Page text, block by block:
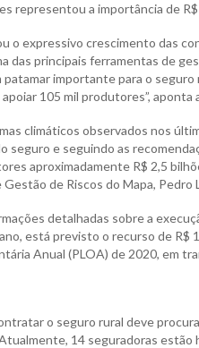
representou a importância de
o expressivo crescimento das
das principais ferramentas de
importante para o seguro
105 mil produtores”, aponta
climáticos observados nos
seguro e seguindo as
aproximadamente R$ 2,5
de Riscos do Mapa, Pedro
detalhadas sobre a
está previsto o recurso de R$
Anual (PLOA) de 2020, em
o seguro rural deve
14 seguradoras estão